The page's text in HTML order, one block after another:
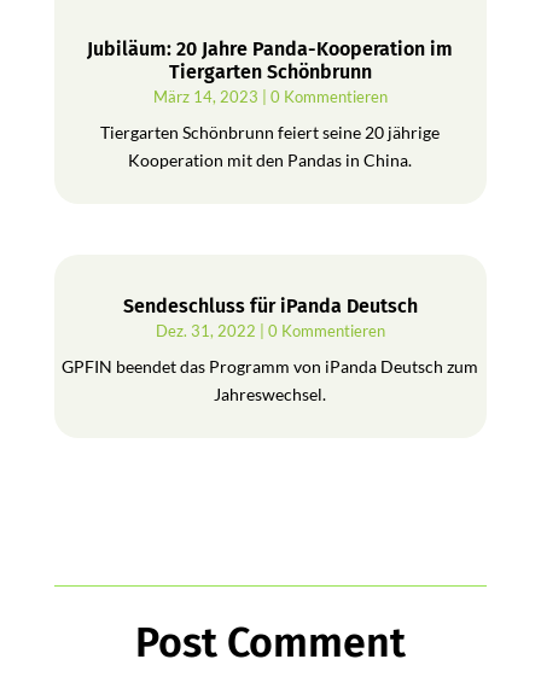
Jubiläum: 20 Jahre Panda-Kooperation im
Tiergarten Schönbrunn
März 14, 2023 | 0 Kommentieren
Tiergarten Schönbrunn feiert seine 20 jährige
Kooperation mit den Pandas in China.
Sendeschluss für iPanda Deutsch
Dez. 31, 2022 | 0 Kommentieren
GPFIN beendet das Programm von iPanda Deutsch zum
Jahreswechsel.
Post Comment